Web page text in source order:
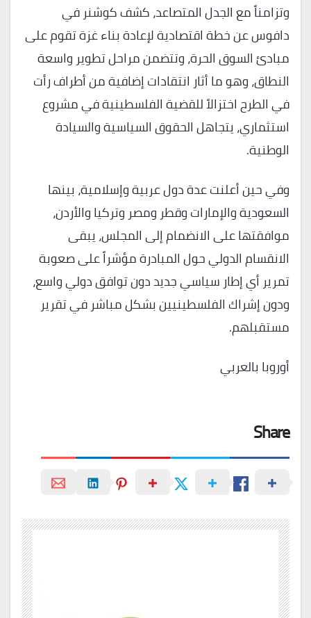
وتزامناً مع الجدل المتصاعد، كشف كوشنر في
دافوس عن خطة اقتصادية لإعادة بناء غزة تقوم على
مبادئ السوق الحرة، وتتضمن مراحل تطوير واسعة
النطاق، وهو ما أثار انتقادات إضافية من أطراف رأت
في الطرح اختزالاً للقضية الفلسطينية في مشروع
استثماري، يتجاهل الحقوق السياسية والسيادة
الوطنية.
وفي حين أعلنت عدة دول عربية وإسلامية، بينها
السعودية والإمارات وقطر ومصر وتركيا والأردن،
موافقتها على الانضمام إلى المجلس، يبقى
الانقسام الدولي حول المبادرة مؤشراً على صعوبة
تمرير أي إطار سياسي جديد دون توافق دولي واسع،
ودون إشراك الفلسطينيين بشكل مباشر في تقرير
مستقبلهم.
أوروبا بالعربي
Share